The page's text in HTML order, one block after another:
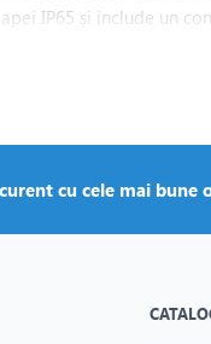
IP65 și include un
ceea ce înseamnă că
de obicei montată în
uz casnic și industrial,
organizare
cu cele mai bune